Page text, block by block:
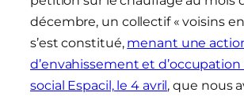
décembre, un collectif « voisins
s’est constitué, menant une
d’envahissement et
social Espacil, le 4 avril, que nous